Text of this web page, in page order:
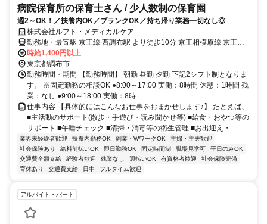
病院保育所の保育士さん / 少人数制の保育園
週2～OK！／扶養内OK／ブランクOK／持ち帰り業務一切なし◎
株式会社ルフト・メディカルケア
勤務地・最寄駅 京王線 西調布駅 より徒歩10分 京王相模原線 京王多
摩川駅 より徒歩15分 JR南武線 矢野口駅 より徒歩18分 ・バイク/自転
車通勤OK
時給1,400円以上
東京都調布市
勤務時間・期間 【勤務時間】 朝勤 昼勤 夕勤 下記2シフト制となりま
す。 ※固定勤務の相談OK ●8:00～17:00 実働：8時間 休憩：1時間 残
業：なし ●9:00～18:00 実働：8時...
仕事内容 【具体的にはこんなお仕事をおまかせします♪】 たとえば、
■主活動のサポート(散歩・手遊び・読み聞かせ等) ■給食・おやつ等の
サポート ■午睡チェック ■清掃・消毒等の衛生管理 ■お出迎え・...
業界未経験者歓迎 扶養内勤務OK 副業・WワークOK
主婦・主夫歓迎
社会保険あり
給料前払いOK 即日勤務OK 固定時間制 職場見学可
平日のみOK
交通費全額支給
経験者歓迎 残業なし 週払いOK 有資格者歓迎
社会保険完備
育休あり
交通費支給 日中 フルタイム歓迎
アルバイト・パート